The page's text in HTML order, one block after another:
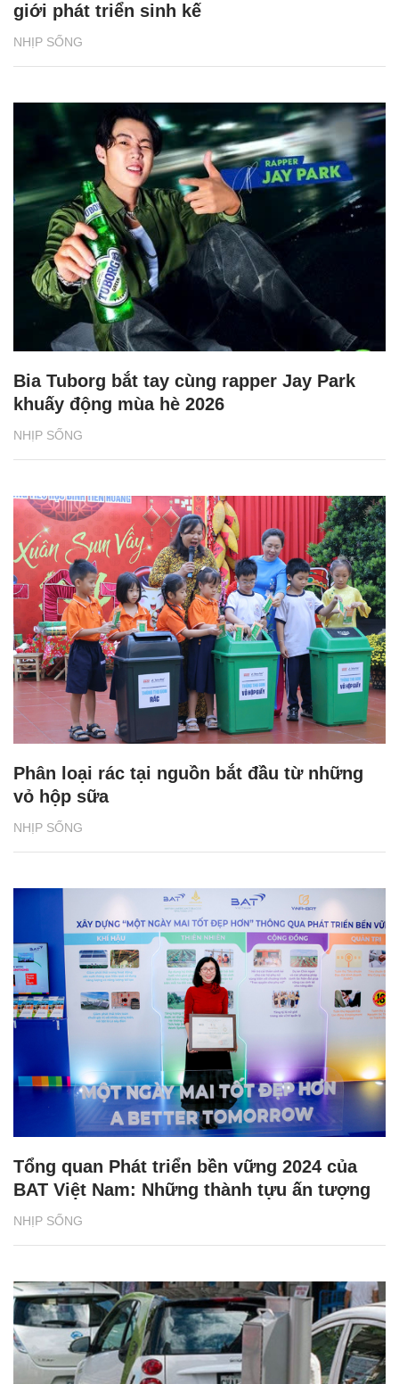
NHỊP SỐNG
giới phát triển sinh kế
NHỊP SỐNG
Bia Tuborg bắt tay cùng rapper Jay Park
khuấy động mùa hè 2026
NHỊP SỐNG
Phân loại rác tại nguồn bắt đầu từ những
vỏ hộp sữa
NHỊP SỐNG
Tổng quan Phát triển bền vững 2024 của
BAT Việt Nam: Những thành tựu ấn tượng